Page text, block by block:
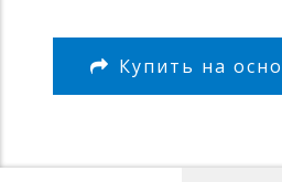
Купить на